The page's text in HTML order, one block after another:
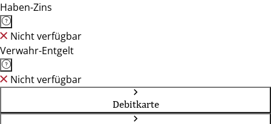
Haben-Zins
Nicht verfügbar
Verwahr-Entgelt
Nicht verfügbar
Debitkarte